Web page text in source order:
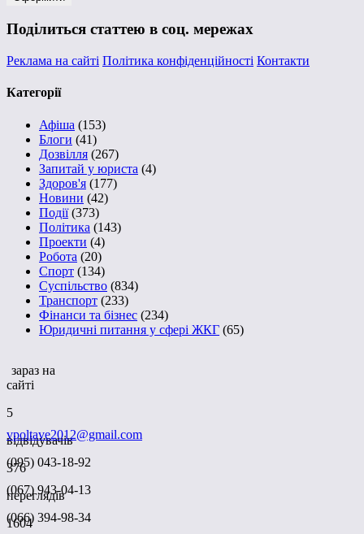
Поділиться статтею в соц. мережах
Реклама на сайті Політика конфіденційності Контакти
Категорії
Афіша (153)
Блоги (41)
Дозвілля (267)
Запитай у юриста (4)
Здоров'я (177)
Новини (42)
Події(373)
Політика (143)
Проекти (4)
Робота (20)
Спорт (134)
Суспільство (834)
Транспорт (233)
Фінанси та бізнес (234)
Юридичні питання у сфері ЖКГ (65)
зараз на
сайті
5
відвідувачів
376
переглядів
1604
vpoltave2012@gmail.com
(095) 043-18-92
(067) 943-04-13
(066) 394-98-34